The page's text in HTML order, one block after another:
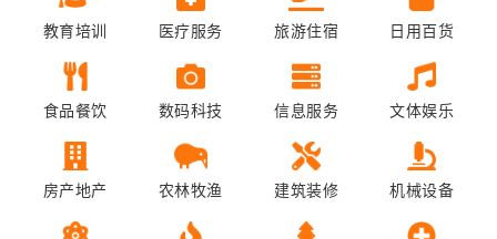
教育培训 医疗服务 旅游住宿 日用百货
食品餐饮 数码科技 信息服务 文体娱乐
房产地产 农林牧渔 建筑装修 机械设备